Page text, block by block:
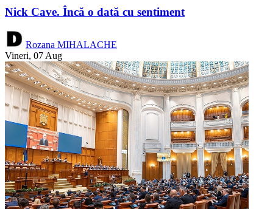
Nick Cave. Încă o dată cu sentiment
Rozana MIHALACHE
Vineri, 07 Aug